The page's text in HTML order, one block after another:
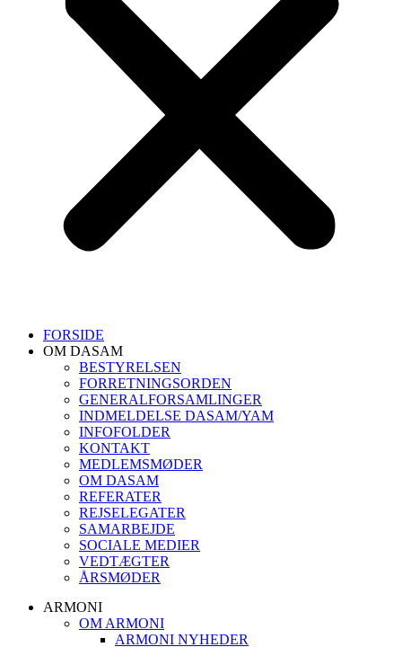
FORSIDE
OM DASAM
BESTYRELSEN
FORRETNINGSORDEN
GENERALFORSAMLINGER
INDMELDELSE DASAM/YAM
INFOFOLDER
KONTAKT
MEDLEMSMØDER
OM DASAM
REFERATER
REJSELEGATER
SAMARBEJDE
SOCIALE MEDIER
VEDTÆGTER
ÅRSMØDER
ARMONI
OM ARMONI
ARMONI NYHEDER